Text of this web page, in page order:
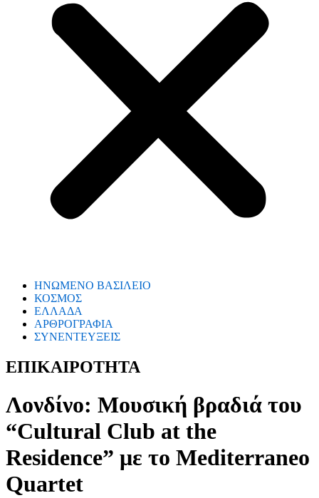
ΗΝΩΜΕΝΟ ΒΑΣΙΛΕΙΟ
ΚΟΣΜΟΣ
ΕΛΛΑΔΑ
ΑΡΘΡΟΓΡΑΦΙΑ
ΣΥΝΕΝΤΕΥΞΕΙΣ
ΕΠΙΚΑΙΡΟΤΗΤΑ
Λονδίνο: Μουσική βραδιά του
“Cultural Club at the
Residence” με το Mediterraneo
Quartet